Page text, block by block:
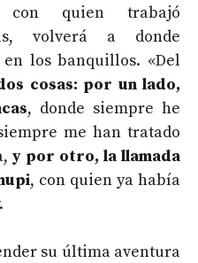
quien trabajó
volverá a donde
los banquillos. «Del
cosas: por un lado,
, donde siempre he
me han tratado
y por otro, la llamada
, con quien ya había
su última aventura